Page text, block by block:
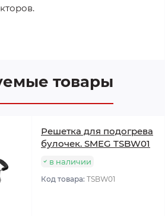
товары
Решетка для подогрева
булочек. SMEG TSBW01
в наличии
Код товара: TSBW01